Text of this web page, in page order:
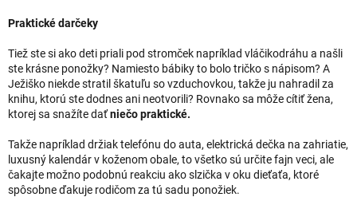
Praktické darčeky
Tiež ste si ako deti priali pod stromček napríklad vláčikodráhu a našli
ste krásne ponožky? Namiesto bábiky to bolo tričko s nápisom? A
Ježiško niekde stratil škatuľu so vzduchovkou, takže ju nahradil za
knihu, ktorú ste dodnes ani neotvorili? Rovnako sa môže cítiť žena,
ktorej sa snažíte daťniečo praktické.
Takže napríklad držiak telefónu do auta, elektrická dečka na zahriatie,
luxusný kalendár v koženom obale, to všetko sú určite fajn veci, ale
čakajte možno podobnú reakciu ako slzička v oku dieťaťa, ktoré
spôsobne ďakuje rodičom za tú sadu ponožiek.